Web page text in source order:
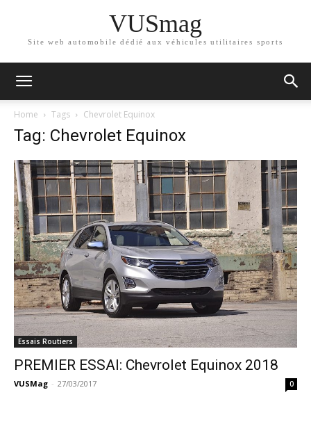
VUSmag
Site web automobile dédié aux véhicules utilitaires sports
Home Tags Chevrolet Equinox
Tag: Chevrolet Equinox
Essais Routiers
PREMIER ESSAI: Chevrolet Equinox 2018
VUSMag - 27/03/2017 0